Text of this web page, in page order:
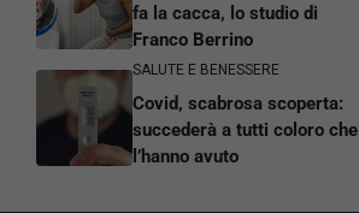
fa la cacca, lo studio di
Franco Berrino
SALUTE E BENESSERE
Covid, scabrosa scoperta:
succederà a tutti coloro che
l’hanno avuto